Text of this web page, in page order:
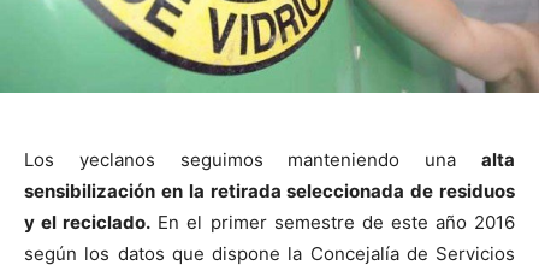
Los yeclanos seguimos manteniendo una alta
sensibilización en la retirada seleccionada de residuos
y el reciclado. En el primer semestre de este año 2016
según los datos que dispone la Concejalía de Servicios